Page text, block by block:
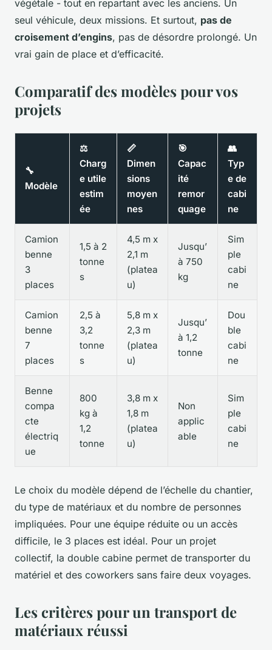
végétale - tout en repartant avec les anciens. Un
seul véhicule, deux missions. Et surtout, pas de
croisement d’engins, pas de désordre prolongé. Un
vrai gain de place et d’efficacité.
Comparatif des modèles pour vos
projets
🔧
Modèle
⚖️
Charg
e utile
estim
ée
📏
Dimen
sions
moyen
nes
🎯
Capac
ité
remor
quage
👥
Typ
e de
cabi
ne
Camion
benne
3
places
1,5 à 2
tonne
s
4,5 m x
2,1 m
(platea
u)
Jusqu’
à 750
kg
Sim
ple
cabi
ne
Camion
benne
7
places
2,5 à
3,2
tonne
s
5,8 m x
2,3 m
(platea
u)
Jusqu’
à 1,2
tonne
Dou
ble
cabi
ne
Benne
compa
cte
électriq
ue
800
kg à
1,2
tonne
3,8 m x
1,8 m
(platea
u)
Non
applic
able
Sim
ple
cabi
ne
Le choix du modèle dépend de l’échelle du chantier,
du type de matériaux et du nombre de personnes
impliquées. Pour une équipe réduite ou un accès
difficile, le 3 places est idéal. Pour un projet
collectif, la double cabine permet de transporter du
matériel et des coworkers sans faire deux voyages.
Les critères pour un transport de
matériaux réussi